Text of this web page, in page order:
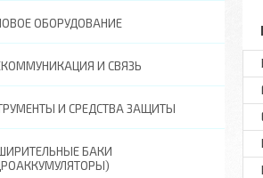
ОБОРУДОВАНИЕ
И СВЯЗЬ
И СРЕДСТВА ЗАЩИТЫ
БАКИ